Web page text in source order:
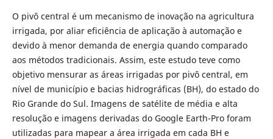
O pivô central é um mecanismo de inovação na agricultura
irrigada, por aliar eficiência de aplicação à automação e
devido à menor demanda de energia quando comparado
aos métodos tradicionais. Assim, este estudo teve como
objetivo mensurar as áreas irrigadas por pivô central, em
nível de município e bacias hidrográficas (BH), do estado do
Rio Grande do Sul. Imagens de satélite de média e alta
resolução e imagens derivadas do Google Earth-Pro foram
utilizadas para mapear a área irrigada em cada BH e